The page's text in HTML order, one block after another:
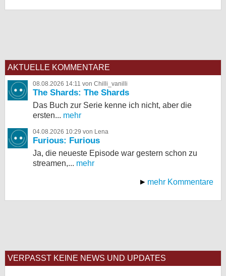
AKTUELLE KOMMENTARE
08.08.2026 14:11 von Chilli_vanilli
The Shards: The Shards
Das Buch zur Serie kenne ich nicht, aber die
ersten... mehr
04.08.2026 10:29 von Lena
Furious: Furious
Ja, die neueste Episode war gestern schon zu
streamen,... mehr
mehr Kommentare
VERPASST KEINE NEWS UND UPDATES